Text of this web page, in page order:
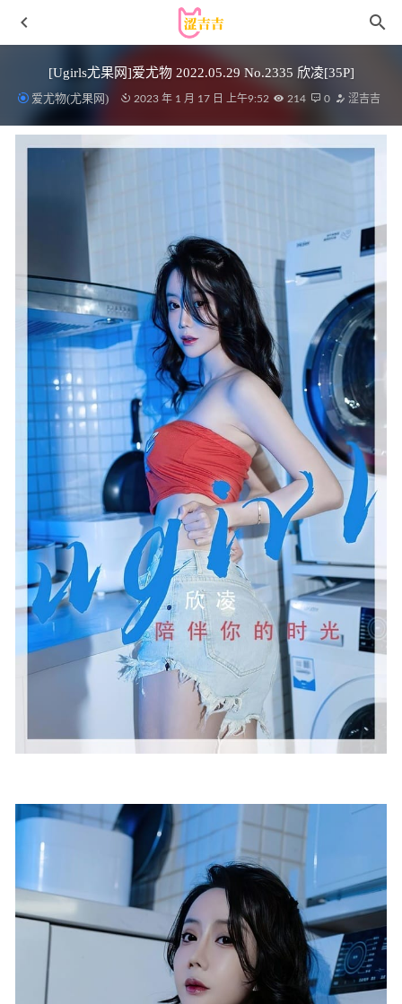
[Ugirls尤果网]爱尤物 2022.05.29 No.2335 欣凌[35P]
爱尤物(尤果网) 2023 年 1 月 17 日 上午9:52 214 0 涩吉吉
[爱尤物]2023 NO.2718 惊鸿客 张团团[35P/126MB]
2024-05-
28
模范学院 – 2020.01.10 Vol.254 朱可儿Flower[76P223M]
2022-11-07
miko酱ww – NO.97 慵懒时刻[15P-188MB] 2025-12-04
抖娘-利世 – NO.130 [XiuRen秀人网] 2022.10.26
No.5763[81P-600MB] 2022-12-02
[Xiuren秀人网]2025.08.22 NO.10683 金允希
Yuki[81P/1017.95MB] 2026-03-31